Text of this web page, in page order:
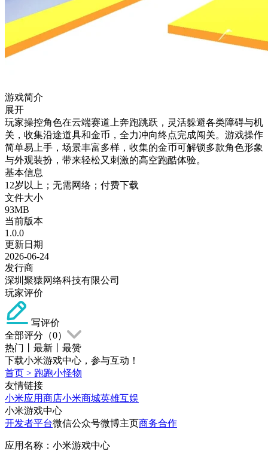
游戏简介
展开
玩家操控角色在云端赛道上奔跑跳跃，灵活躲避各类障碍与机
关，收集沿途道具和金币，全力冲向终点完成闯关。游戏操作
简单易上手，场景丰富多样，收集的金币可解锁多款角色形象
与外观装扮，带来轻松又刺激的高空跑酷体验。
基本信息
12岁以上；无需网络；付费下载
文件大小
93MB
当前版本
1.0.0
更新日期
2026-06-24
发行商
深圳聚猿网络科技有限公司
玩家评价
写评价
全部评分（0）
热门
最新
最赞
下载小米游戏中心，参与互动！
首页 > 跑跑小怪物
友情链接
小米应用商店小米商城英雄互娱
小米游戏中心
开发者平台微信公众号微博主页商务合作
应用名称：小米游戏中心